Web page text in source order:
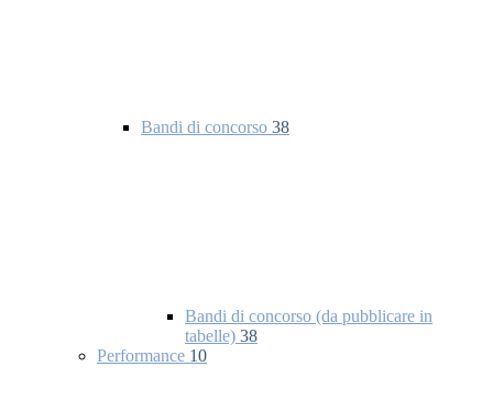
Bandi di concorso 38
Bandi di concorso (da pubblicare in
tabelle) 38
Performance 10